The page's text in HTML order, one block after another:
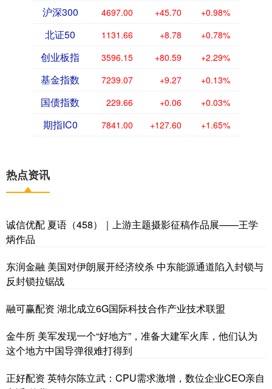
沪深300 4697.00 +45.70 +0.98%
北证50 1131.66 +8.78 +0.78%
创业板指 3596.15 +80.59 +2.29%
基金指数 7239.07 +9.27 +0.13%
国债指数 229.66 +0.06 +0.03%
期指IC0 7841.00 +127.60 +1.65%
热点资讯
诚信优配 夏语（458）｜上游主题摄影征稿作品展——王学
炳作品
东润金融 美国对伊朗展开经济绞杀 中东能源通道陷入封锁与
反封锁拉锯战
融可赢配资 湖北成立6G国际科技合作产业技术联盟
金牛所 美军发现一个“好地方”，准备大建军火库，他们认为
这个地方中国导弹很难打得到
正好配资 英特尔陈立武：CPU需求激增，数位企业CEO亲自